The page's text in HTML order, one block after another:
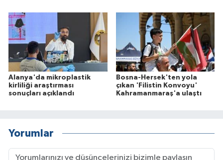
Alanya'da mikroplastik
kirliliği araştırması
sonuçları açıklandı
Bosna-Hersek'ten yola
çıkan 'Filistin Konvoyu'
Kahramanmaraş'a ulaştı
Yorumlar